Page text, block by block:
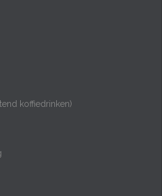
koffiedrinken)